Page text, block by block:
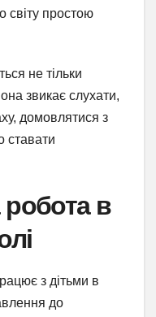
світу простою
не тільки
звикає слухати,
домовлятися з
ставати
в
з дітьми в
до